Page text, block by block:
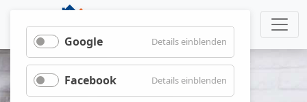
Google Details einblenden
Google
Facebook Details einblenden
Facebook